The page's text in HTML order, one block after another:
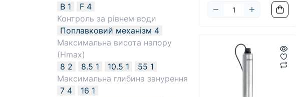
B 1 F 4
Контроль за рівнем води
Поплавковий механізм 4
Максимальна висота напору
(Нmax)
8 2 8.5 1 10.5 1 55 1
Максимальна глибина занурення
7 4 16 1